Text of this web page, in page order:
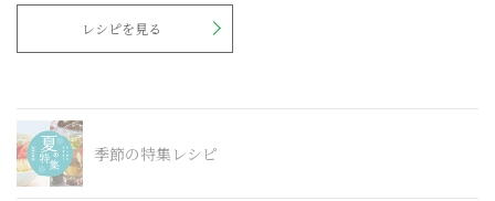
レシピを見る
季節の特集レシピ